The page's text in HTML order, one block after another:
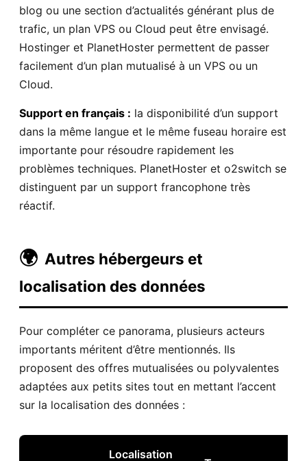
blog ou une section d’actualités générant plus de
trafic, un plan VPS ou Cloud peut être envisagé.
Hostinger et PlanetHoster permettent de passer
facilement d’un plan mutualisé à un VPS ou un
Cloud.
Support en français : la disponibilité d’un support
dans la même langue et le même fuseau horaire est
importante pour résoudre rapidement les
problèmes techniques. PlanetHoster et o2switch se
distinguent par un support francophone très
réactif.
🌍 Autres hébergeurs et
localisation des données
Pour compléter ce panorama, plusieurs acteurs
importants méritent d’être mentionnés. Ils
proposent des offres mutualisées ou polyvalentes
adaptées aux petits sites tout en mettant l’accent
sur la localisation des données :
Localisation